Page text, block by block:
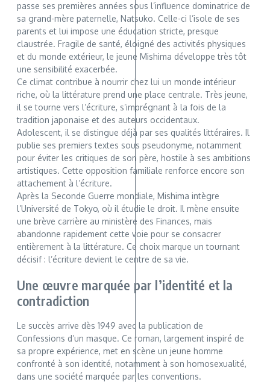
passe ses premières années sous l’influence dominatrice de
sa grand-mère paternelle, Natsuko. Celle-ci l’isole de ses
parents et lui impose une éducation stricte, presque
claustrée. Fragile de santé, éloigné des activités physiques
et du monde extérieur, le jeune Mishima développe très tôt
une sensibilité exacerbée.
Ce climat contribue à nourrir chez lui un monde intérieur
riche, où la littérature prend une place centrale. Très jeune,
il se tourne vers l’écriture, s’imprégnant à la fois de la
tradition japonaise et des auteurs occidentaux.
Adolescent, il se distingue déjà par ses qualités littéraires. Il
publie ses premiers textes sous pseudonyme, notamment
pour éviter les critiques de son père, hostile à ses ambitions
artistiques. Cette opposition familiale renforce encore son
attachement à l’écriture.
Après la Seconde Guerre mondiale, Mishima intègre
l’Université de Tokyo, où il étudie le droit. Il mène ensuite
une brève carrière au ministère des Finances, mais
abandonne rapidement cette voie pour se consacrer
entièrement à la littérature. Ce choix marque un tournant
décisif : l’écriture devient le centre de sa vie.
Une œuvre marquée par l’identité et la
contradiction
Le succès arrive dès 1949 avec la publication de
Confessions d’un masque. Ce roman, largement inspiré de
sa propre expérience, met en scène un jeune homme
confronté à son identité, notamment à son homosexualité,
dans une société marquée par les conventions.